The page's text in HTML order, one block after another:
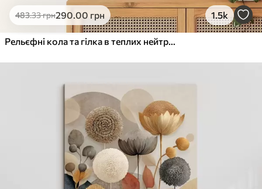
Еко-Преміум
.00грн
✓Яскраві, насичені кольори
Поверхня з текстурою полотна
Екологічний матеріал
483.33грн290.00 грн 1.5k
Рельєфні кола та гілка в теплих нейтральних тонах